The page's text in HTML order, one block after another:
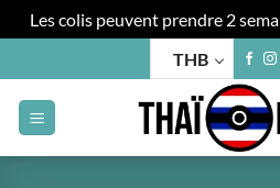
Les colis peuvent prendre 2
au
contenu
THB